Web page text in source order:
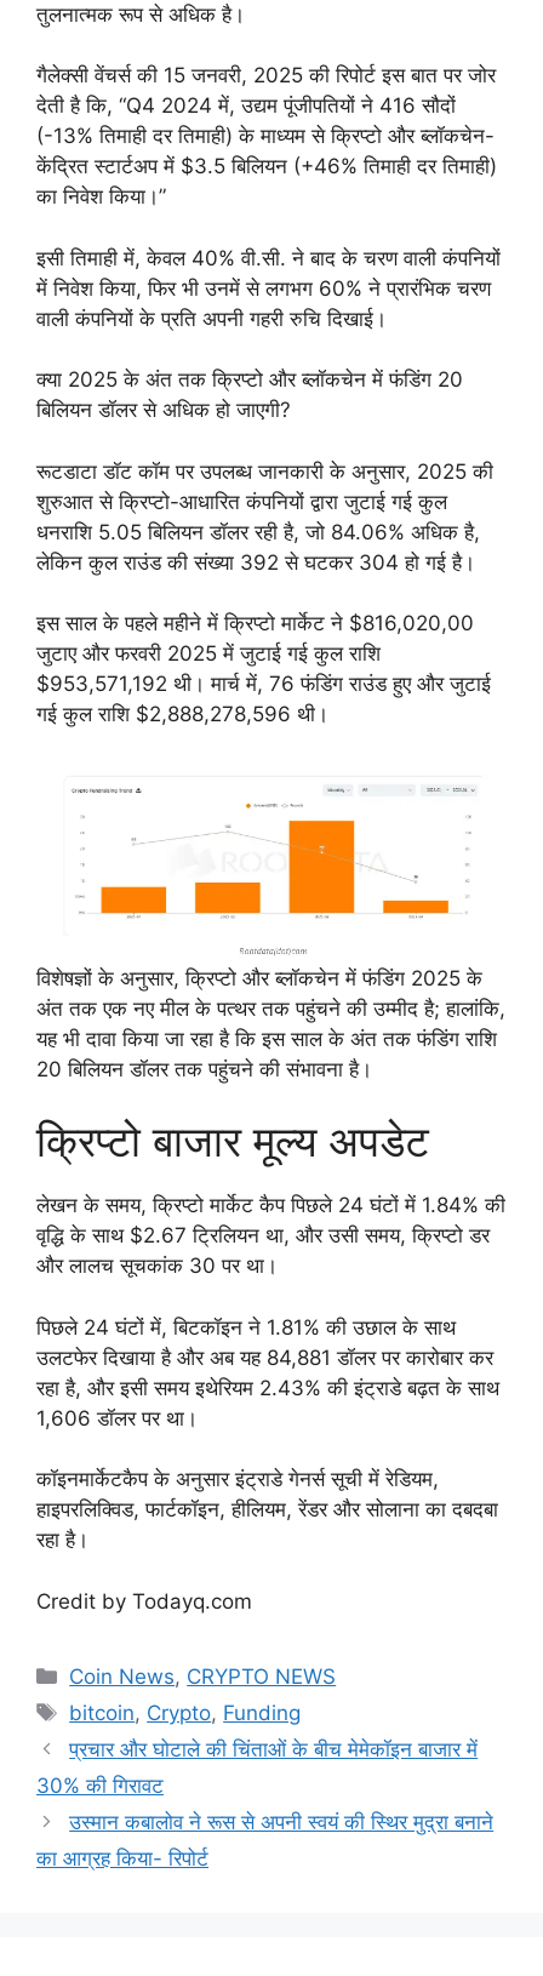
तुलनात्मक रूप से अधिक है।
गैलेक्सी वेंचर्स की 15 जनवरी, 2025 की रिपोर्ट इस बात पर जोर
देती है कि, “Q4 2024 में, उद्यम पूंजीपतियों ने 416 सौदों
(-13% तिमाही दर तिमाही) के माध्यम से क्रिप्टो और ब्लॉकचेन-
केंद्रित स्टार्टअप में $3.5 बिलियन (+46% तिमाही दर तिमाही)
का निवेश किया।”
इसी तिमाही में, केवल 40% वी.सी. ने बाद के चरण वाली कंपनियों
में निवेश किया, फिर भी उनमें से लगभग 60% ने प्रारंभिक चरण
वाली कंपनियों के प्रति अपनी गहरी रुचि दिखाई।
क्या 2025 के अंत तक क्रिप्टो और ब्लॉकचेन में फंडिंग 20
बिलियन डॉलर से अधिक हो जाएगी?
रूटडाटा डॉट कॉम पर उपलब्ध जानकारी के अनुसार, 2025 की
शुरुआत से क्रिप्टो-आधारित कंपनियों द्वारा जुटाई गई कुल
धनराशि 5.05 बिलियन डॉलर रही है, जो 84.06% अधिक है,
लेकिन कुल राउंड की संख्या 392 से घटकर 304 हो गई है।
इस साल के पहले महीने में क्रिप्टो मार्केट ने $816,020,00
जुटाए और फरवरी 2025 में जुटाई गई कुल राशि
$953,571,192 थी। मार्च में, 76 फंडिंग राउंड हुए और जुटाई
गई कुल राशि $2,888,278,596 थी।
विशेषज्ञों के अनुसार, क्रिप्टो और ब्लॉकचेन में फंडिंग 2025 के
अंत तक एक नए मील के पत्थर तक पहुंचने की उम्मीद है; हालांकि,
यह भी दावा किया जा रहा है कि इस साल के अंत तक फंडिंग राशि
20 बिलियन डॉलर तक पहुंचने की संभावना है।
क्रिप्टो बाजार मूल्य अपडेट
लेखन के समय, क्रिप्टो मार्केट कैप पिछले 24 घंटों में 1.84% की
वृद्धि के साथ $2.67 ट्रिलियन था, और उसी समय, क्रिप्टो डर
और लालच सूचकांक 30 पर था।
पिछले 24 घंटों में, बिटकॉइन ने 1.81% की उछाल के साथ
उलटफेर दिखाया है और अब यह 84,881 डॉलर पर कारोबार कर
रहा है, और इसी समय इथेरियम 2.43% की इंट्राडे बढ़त के साथ
1,606 डॉलर पर था।
कॉइनमार्केटकैप के अनुसार इंट्राडे गेनर्स सूची में रेडियम,
हाइपरलिक्विड, फार्टकॉइन, हीलियम, रेंडर और सोलाना का दबदबा
रहा है।
Credit by Todayq.com
Categories
Coin News, CRYPTO NEWS
Tags
bitcoin, Crypto, Funding
प्रचार और घोटाले की चिंताओं के बीच मेमेकॉइन बाजार में
30% की गिरावट
उस्मान कबालोव ने रूस से अपनी स्वयं की स्थिर मुद्रा बनाने
का आग्रह किया- रिपोर्ट